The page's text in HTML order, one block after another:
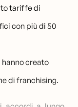
tariffe di
con più di 50
creato
di franchising.